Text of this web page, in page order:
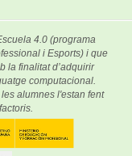
4.0 (programa
i Esports) i que
la finalitat d’adquirir
computacional.
alumnes l'estan fent